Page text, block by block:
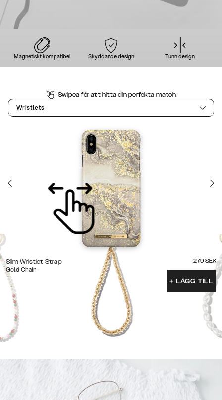
Magnetiskt kompatibel Skyddande design Tunn design
Swipea för att hitta din perfekta match
Wristlets
Slim Wristlet Strap
Gold Chain
279 SEK
+ LÄGG TILL